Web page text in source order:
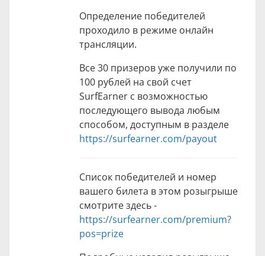
Определение победителей
проходило в режиме онлайн
трансляции.
Все 30 призеров уже получили по
100 рублей на свой счет
SurfEarner с возможностью
последующего вывода любым
способом, доступным в разделе
https://surfearner.com/payout
Список победителей и номер
вашего билета в этом розыгрыше
смотрите здесь -
https://surfearner.com/premium?
pos=prize